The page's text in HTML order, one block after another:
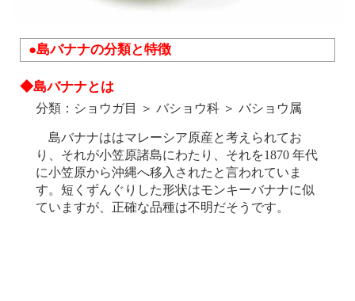
●島バナナの分類と特徴
◆島バナナとは
分類：ショウガ目 ＞ バショウ科 ＞ バショウ属
島バナナははマレーシア原産と考えられてお
り、それが小笠原諸島にわたり、それを1870 年代
に小笠原から沖縄へ移入されたと言われていま
す。短くずんぐりした形状はモンキーバナナに似
ていますが、正確な品種は不明だそうです。